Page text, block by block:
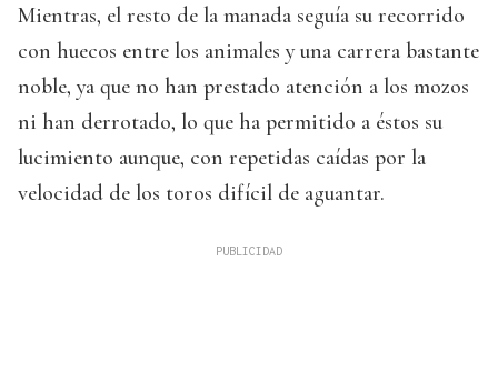
Mientras, el resto de la manada seguía su recorrido
con huecos entre los animales y una carrera bastante
noble, ya que no han prestado atención a los mozos
ni han derrotado, lo que ha permitido a éstos su
lucimiento aunque, con repetidas caídas por la
velocidad de los toros difícil de aguantar.